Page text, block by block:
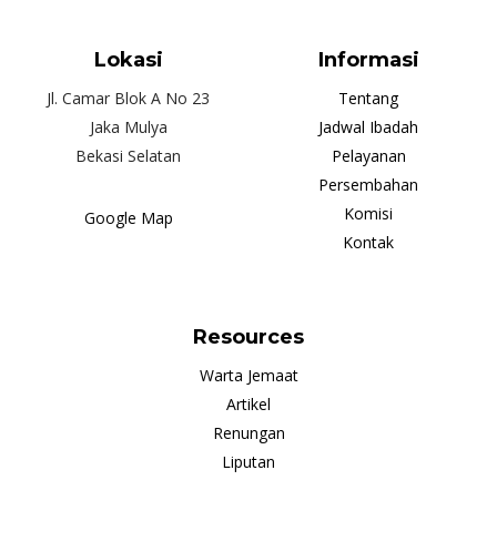
Lokasi
Jl. Camar Blok A No 23
Jaka Mulya
Bekasi Selatan
Google Map
Informasi
Tentang
Jadwal Ibadah
Pelayanan
Persembahan
Komisi
Kontak
Resources
Warta Jemaat
Artikel
Renungan
Liputan